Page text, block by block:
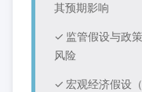
其预期影响
✓ 监管假设与政
风险
✓ 宏观经济假设